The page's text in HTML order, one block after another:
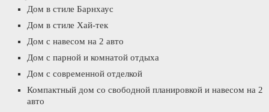
Дом в стиле Барнхаус
Дом в стиле Хай-тек
Дом с навесом на 2 авто
Дом с парной и комнатой отдыха
Дом с современной отделкой
Компактный дом со свободной планировкой и навесом на 2
авто